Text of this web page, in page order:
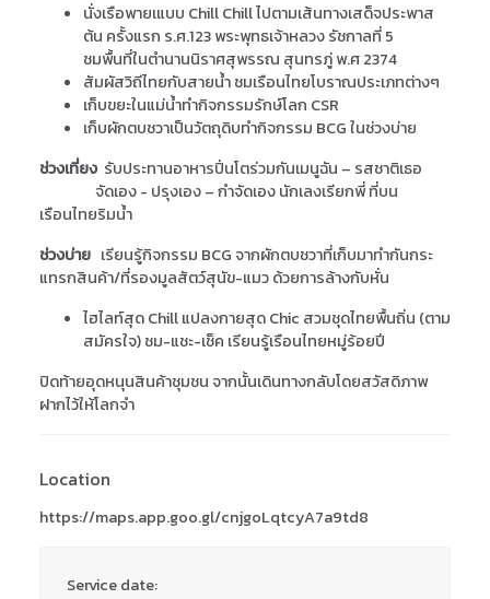
นั่งเรือพายเแบบ Chill Chillไปตามเส้นทางเสด็จประพาส
ต้น ครั้งแรก ร.ศ.123พระพุทธเจ้าหลวง รัชกาลที่5
ชมพื้นที่ในตำนานนิราศสุพรรณ สุนทรภู่ พ.ศ2374
สัมผัสวิถีไทยกับสายน้ำ ชมเรือนไทยโบราณประเภทต่างๆ
เก็บขยะในแม่น้ำทำกิจกรรมรักษ์โลก CSR
เก็บผักตบชวาเป็นวัตถุดิบทำกิจกรรม BCG ในช่วงบ่าย
ช่วงเที่ยง รับประทานอาหารปิ่นโตร่วมกันเมนูฉัน – รสชาติเธอ
จัดเอง - ปรุงเอง – กำจัดเอง นักเลงเรียกพี่ ที่บน
เรือนไทยริมน้ำ
ช่วงบ่าย เรียนรู้กิจกรรม BCG จากผักตบชวาที่เก็บมาทำกันกระ
แทรกสินค้า/ที่รองมูลสัตว์สุนัข-แมว ด้วยการล้างกับหั่น
ไฮไลท์สุดChillแปลงกายสุดChic สวมชุดไทยพื้นถิ่น (ตาม
สมัครใจ) ชม-แชะ-เช็ค เรียนรู้เรือนไทยหมู่ร้อยปี
ปิดท้ายอุดหนุนสินค้าชุมชน จากนั้นเดินทางกลับโดยสวัสดิภาพ
ฝากไว้ให้โลกจำ
Location
https://maps.app.goo.gl/cnjgoLqtcyA7a9td8
Service date: